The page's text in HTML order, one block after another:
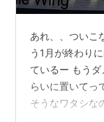
あれ、、ついこ
う1月が終わり
ているー もう
らいに置いてっ
そうなワタシな